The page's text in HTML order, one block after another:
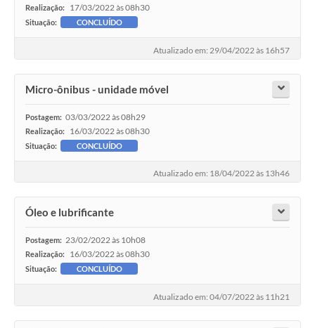
Realização: 17/03/2022 às 08h30
Situação: CONCLUÍDO
Atualizado em: 29/04/2022 às 16h57
Micro-ônibus - unidade móvel
Postagem: 03/03/2022 às 08h29
Realização: 16/03/2022 às 08h30
Situação: CONCLUÍDO
Atualizado em: 18/04/2022 às 13h46
Óleo e lubrificante
Postagem: 23/02/2022 às 10h08
Realização: 16/03/2022 às 08h30
Situação: CONCLUÍDO
Atualizado em: 04/07/2022 às 11h21